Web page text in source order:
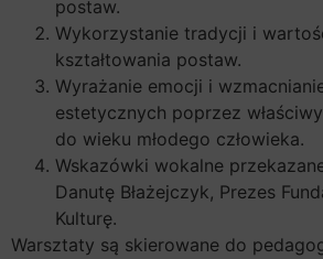
postaw.
Wykorzystanie tradycji i
kształtowania postaw.
Wyrażanie emocji i
estetycznych poprzez
do wieku młodego człowieka.
Wskazówki wokalne
Danutę Błażejczyk, Prezes
Kulturę.
Warsztaty są skierowane do